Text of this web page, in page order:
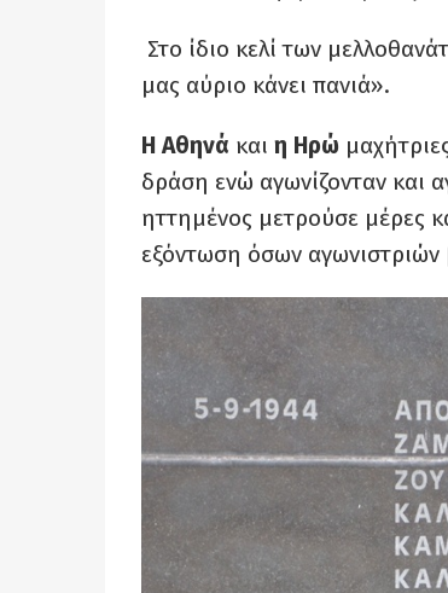
Στο ίδιο κελί των
μας αύριο κάνει πανιά».
Η Αθηνά και η Ηρώ
δράση ενώ αγωνίζονταν και
ηττημένος μετρούσε μέρες
εξόντωση όσων